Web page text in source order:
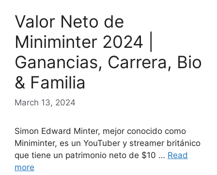
Valor Neto de
Miniminter 2024 |
Ganancias, Carrera, Bio
& Familia
March 13, 2024
Simon Edward Minter, mejor conocido como
Miniminter, es un YouTuber y streamer británico
que tiene un patrimonio neto de $10 … Read
more